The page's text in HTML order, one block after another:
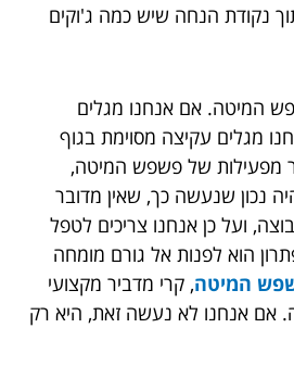
נקודת הנחה שיש כמה ג'וקים
המיטה. אם אנחנו מגלים
מגלים עקיצה מסוימת בגוף
מפעילות של פשפש המיטה,
נכון שנעשה כך, שאין מדובר
ועל כן אנחנו צריכים לטפל
הוא לפנות אל גורם מומחה
המיטה, קרי מדביר מקצועי
אם אנחנו לא נעשה זאת, היא רק